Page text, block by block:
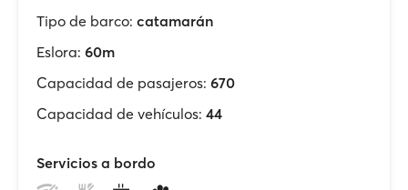
Tipo de barco: catamarán
Eslora: 60m
Capacidad de pasajeros: 670
Capacidad de vehículos: 44
Servicios a bordo